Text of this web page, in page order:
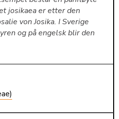
josikaea er etter den
von Josika. I Sverige
og på engelsk blir den